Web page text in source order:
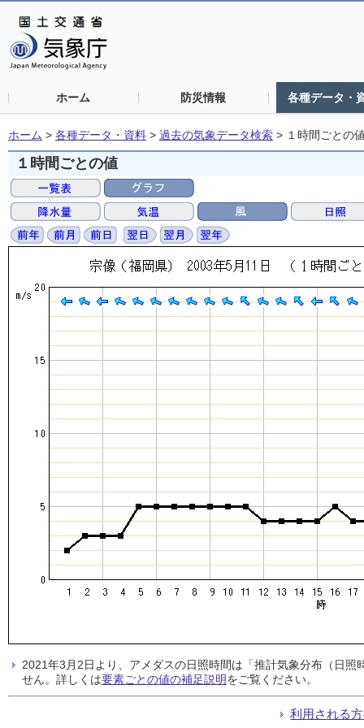
ホーム 防災情報 各種データ・
ホーム > 各種データ・資料 > 過去の気象データ検索 > １時間ごとの
１時間ごとの値
2021年3月2日より、アメダスの日照時間は「推計気象分布（日
せん。詳しくは要素ごとの値の補足説明をご覧ください。
利用される